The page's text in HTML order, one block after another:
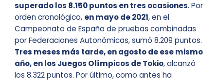
superado los 8.150 puntos en tres ocasiones. Por
orden cronológico, en mayo de 2021, en el
Campeonato de España de pruebas combinadas
por Federaciones Autonómicas, sumó 8.209 puntos.
Tres meses más tarde, en agosto de ese mismo
año, en los Juegos Olímpicos de Tokio, alcanzó
los 8.322 puntos. Por último, como antes ha